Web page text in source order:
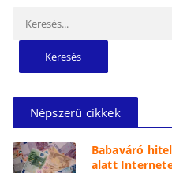
Népszerű cikkek
Babaváró
alatt